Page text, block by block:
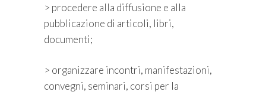
> procedere alla diffusione e alla
pubblicazione di articoli, libri,
documenti;
> organizzare incontri, manifestazioni,
convegni, seminari, corsi per la